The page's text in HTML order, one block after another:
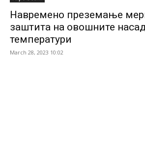
Навремено преземање
заштита на овошните
температури
March 28, 2023 10:02